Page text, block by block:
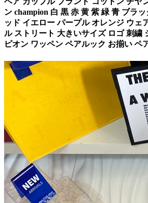
ン champion 白 黒 赤 黄 紫 緑 青 ブラ
ッド イエロー パープル オレンジ ウェ
ル ストリート 大きいサイズ ロゴ 刺繍
ピオン ワッペン ペアルック お揃い ペ